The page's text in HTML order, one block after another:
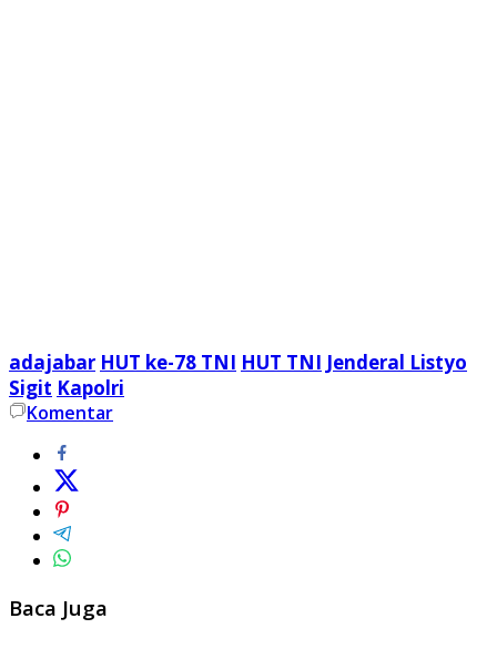
adajabar HUT ke-78 TNI HUT TNI Jenderal Listyo
Sigit Kapolri
Komentar
Baca Juga